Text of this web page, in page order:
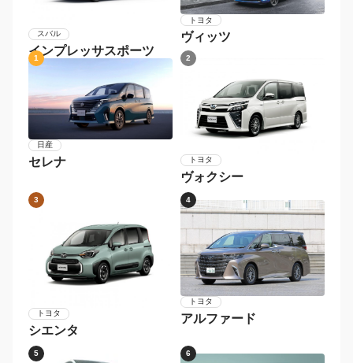
スバル
インプレッサスポーツ
トヨタ
ヴィッツ
1
日産
セレナ
2
トヨタ
ヴォクシー
3
トヨタ
シエンタ
4
トヨタ
アルファード
5 6